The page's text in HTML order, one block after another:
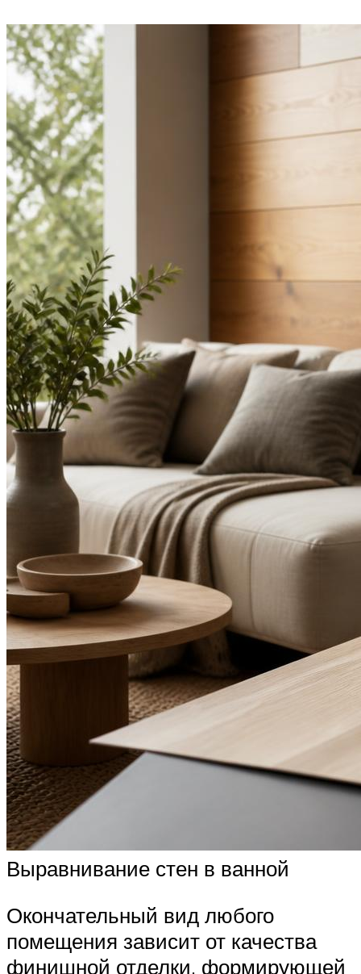
Выравнивание стен в ванной
Окончательный вид любого
помещения зависит от качества
финишной отделки, формирующей